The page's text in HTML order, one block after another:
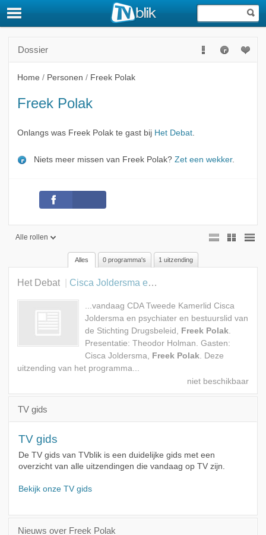
Dossier
Home / Personen / Freek Polak
Freek Polak
Onlangs was Freek Polak te gast bij Het Debat.
Niets meer missen van Freek Polak? Zet een wekker.
Alle rollen
Alle rollen
Gast
Alles 0 programma's 1 uitzending
Het Debat Cisca Joldersma en Freek Polak
...vandaag CDA Tweede Kamerlid Cisca
Joldersma en psychiater en bestuurslid van
de Stichting Drugsbeleid, Freek Polak.
Presentatie: Theodor Holman. Gasten:
Cisca Joldersma, Freek Polak. Deze
uitzending van het programma...
TV gids
TV gids
De TV gids van TVblik is een duidelijke gids met een
overzicht van alle uitzendingen die vandaag op TV zijn.
Bekijk onze TV gids
Nieuws over Freek Polak